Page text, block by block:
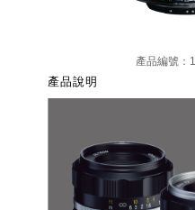
產品編號：
產品說明